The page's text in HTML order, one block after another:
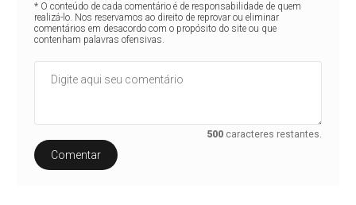
* O conteúdo de cada comentário é de responsabilidade de quem
realizá-lo. Nos reservamos ao direito de reprovar ou eliminar
comentários em desacordo com o propósito do site ou que
contenham palavras ofensivas.
500 caracteres restantes.
Comentar